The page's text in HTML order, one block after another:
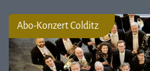
Abo-Konzert Colditz